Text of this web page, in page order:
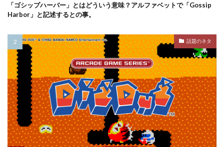
「ゴシップハーバー」とはどういう意味？アルファベットで「Gossip
Harbor」と記述するとの事。
話題のネタ